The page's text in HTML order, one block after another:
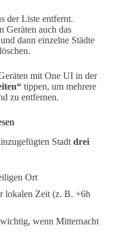
der Liste entfernt.
Geräten auch das
dann einzelne Städte
mit One UI in der
tippen, um mehrere
zu entfernen.
Stadt drei
Ort
lokalen Zeit (z. B. +6h
wenn Mitternacht